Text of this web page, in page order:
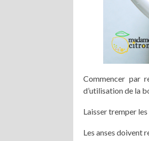
Commencer par
d’utilisation de la
Laisser tremper
Les anses doivent